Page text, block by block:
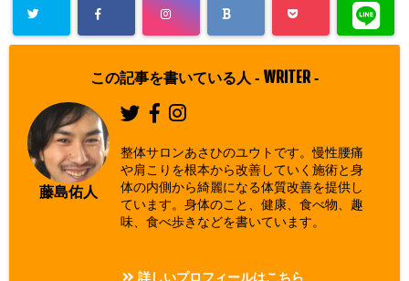
この記事を書いている人 - WRITER -
藤島佑人
整体サロンあさひのユウトです。慢性腰痛
や肩こりを根本から改善していく施術と身
体の内側から綺麗になる体質改善を提供し
ています。身体のこと、健康、食べ物、趣
味、食べ歩きなどを書いています。
詳しいプロフィールはこちら